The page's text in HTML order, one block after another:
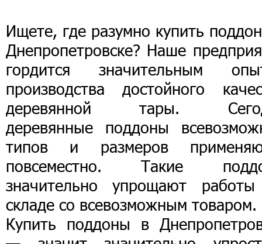
Ищете, где разумно купить
Днепропетровске? Наше
гордится значительным
производства достойного
деревянной тары.
деревянные поддоны
типов и размеров
повсеместно. Такие
значительно упрощают
складе со всевозможным товаром.
Купить поддоны в